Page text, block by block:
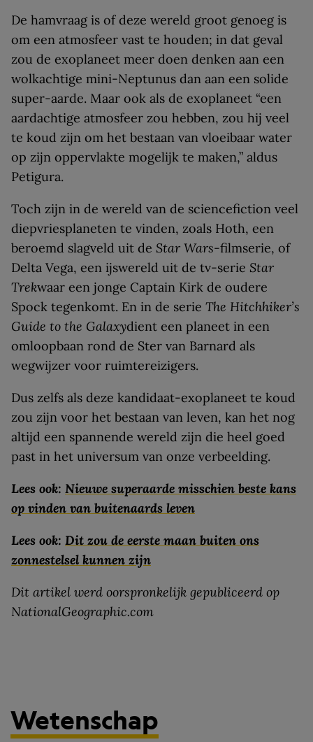
De hamvraag is of deze wereld groot genoeg is
om een atmosfeer vast te houden; in dat geval
zou de exoplaneet meer doen denken aan een
wolkachtige mini-Neptunus dan aan een solide
super-aarde. Maar ook als de exoplaneet “een
aardachtige atmosfeer zou hebben, zou hij veel
te koud zijn om het bestaan van vloeibaar water
op zijn oppervlakte mogelijk te maken,” aldus
Petigura.
Toch zijn in de wereld van de sciencefiction veel
diepvriesplaneten te vinden, zoals Hoth, een
beroemd slagveld uit de Star Wars-filmserie, of
Delta Vega, een ijswereld uit de tv-serie Star
Trekwaar een jonge Captain Kirk de oudere
Spock tegenkomt. En in de serie The Hitchhiker’s
Guide to the Galaxydient een planeet in een
omloopbaan rond de Ster van Barnard als
wegwijzer voor ruimtereizigers.
Dus zelfs als deze kandidaat-exoplaneet te koud
zou zijn voor het bestaan van leven, kan het nog
altijd een spannende wereld zijn die heel goed
past in het universum van onze verbeelding.
Lees ook: Nieuwe superaarde misschien beste kans
op vinden van buitenaards leven
Lees ook: Dit zou de eerste maan buiten ons
zonnestelsel kunnen zijn
Dit artikel werd oorspronkelijk gepubliceerd op
NationalGeographic.com
Wetenschap